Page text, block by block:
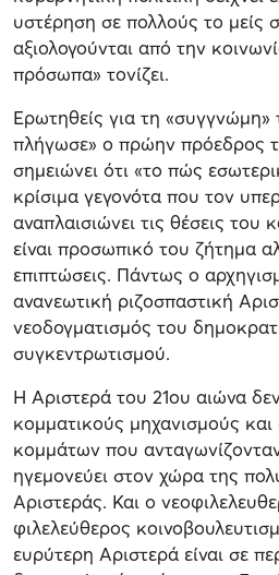
υστέρηση σε πολλούς το μείς
αξιολογούνται από την
πρόσωπα» τονίζει.
Ερωτηθείς για τη
πλήγωσε» ο πρώην πρόεδρος
σημειώνει ότι «το πώς
κρίσιμα γεγονότα που τον
αναπλαισιώνει τις θέσεις του
είναι προσωπικό του ζήτημα
επιπτώσεις. Πάντως ο
ανανεωτική ριζοσπαστική
νεοδογματισμός του
συγκεντρωτισμού.
Η Αριστερά του 21ου αιώνα
κομματικούς μηχανισμούς
κομμάτων που
ηγεμονεύει στον χώρα της
Αριστεράς. Και ο
φιλελεύθερος
ευρύτερη Αριστερά είναι σε